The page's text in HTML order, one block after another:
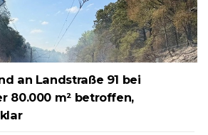
an Landstraße 91 bei
80.000 m² betroffen,